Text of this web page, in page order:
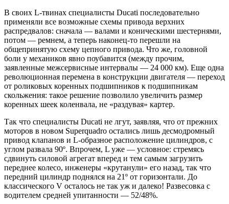
В своих L-твинах специалисты Ducati последовательно
применяли все возможные схемы привода верхних
распредвалов: сначала — валами и коническими шестернями,
потом — ремнем, а теперь наконец-то перешли на
общепринятую схему цепного привода. Что же, головной
боли у механиков явно поубавится (между прочим,
заявленные межсервисные интервалы — 24 000 км). Еще одна
революционная перемена в конструкции двигателя — переход
от роликовых коренных подшипников к подшипникам
скольжения: такое решение позволило увеличить размер
коренных шеек коленвала, не «раздувая» картер.
Так что специалисты Ducati не лгут, заявляя, что от прежних
моторов в новом Superquadro остались лишь десмодромный
привод клапанов и L-образное расположение цилиндров, с
углом развала 90º. Впрочем, L уже — условное: стремясь
сдвинуть силовой агрегат вперед и тем самым загрузить
переднее колесо, инженеры «крутанули» его назад, так что
передний цилиндр поднялся на 21º от горизонтали. До
классического V осталось не так уж и далеко! Развесовка с
водителем средней упитанности — 52/48%.